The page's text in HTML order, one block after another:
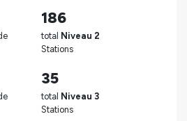
186
total Niveau 2
Stations
35
total Niveau 3
Stations